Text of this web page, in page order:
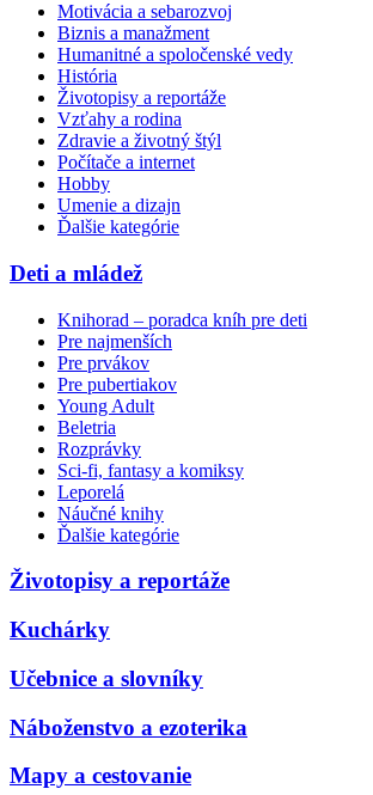
Motivácia a sebarozvoj
Biznis a manažment
Humanitné a spoločenské vedy
História
Životopisy a reportáže
Vzťahy a rodina
Zdravie a životný štýl
Počítače a internet
Hobby
Umenie a dizajn
Ďalšie kategórie
Deti a mládež
Knihorad – poradca kníh pre deti
Pre najmenších
Pre prvákov
Pre pubertiakov
Young Adult
Beletria
Rozprávky
Sci-fi, fantasy a komiksy
Leporelá
Náučné knihy
Ďalšie kategórie
Životopisy a reportáže
Kuchárky
Učebnice a slovníky
Náboženstvo a ezoterika
Mapy a cestovanie